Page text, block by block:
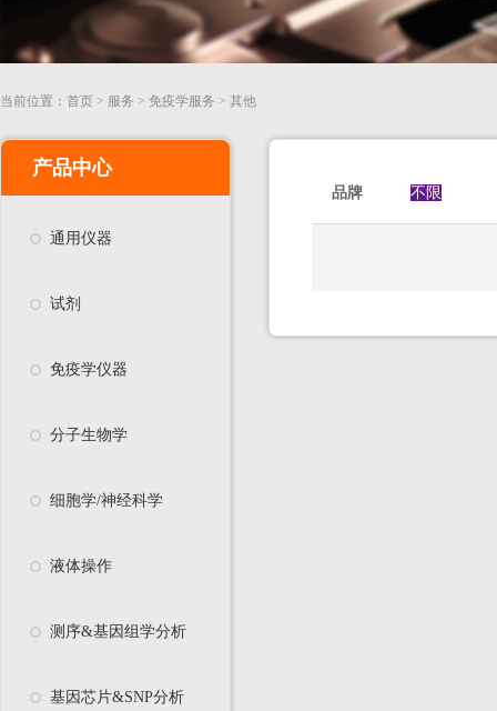
当前位置： 首页 > 服务 > 免疫学服务 > 其他
产品中心
通用仪器
试剂
免疫学仪器
分子生物学
细胞学/神经科学
液体操作
测序&基因组学分析
基因芯片&SNP分析
品牌 不限